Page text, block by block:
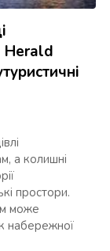
Herald
а колишні
простори.
може
набережної